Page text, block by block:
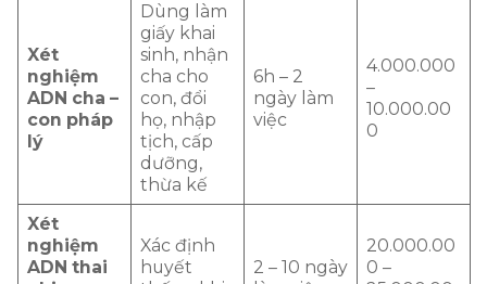
Xét
nghiệm
ADN cha –
con pháp
lý
Dùng làm
giấy khai
sinh, nhận
cha cho
con, đổi
họ, nhập
tịch, cấp
dưỡng,
thừa kế
6h – 2
ngày làm
việc
4.000.000
–
10.000.00
0
Xét
nghiệm
ADN thai
Xác định
huyết
2 – 10 ngày
20.000.00
0 –